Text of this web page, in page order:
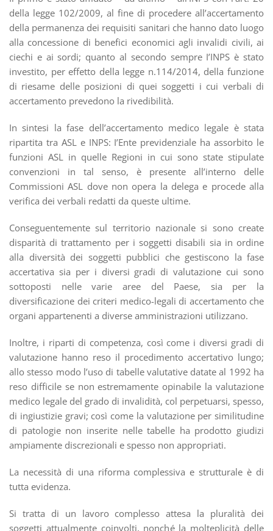
della legge 102/2009, al fine di procedere all’accertamento
della permanenza dei requisiti sanitari che hanno dato luogo
alla concessione di benefici economici agli invalidi civili, ai
ciechi e ai sordi; quanto al secondo sempre I’INPS è stato
investito, per effetto della legge n.114/2014, della funzione
di riesame delle posizioni di quei soggetti i cui verbali di
accertamento prevedono la rivedibilità.
In sintesi la fase dell’accertamento medico legale è stata
ripartita tra ASL e INPS: I’Ente previdenziale ha assorbito le
funzioni ASL in quelle Regioni in cui sono state stipulate
convenzioni in tal senso, è presente all’interno delle
Commissioni ASL dove non opera la delega e procede alla
verifica dei verbali redatti da queste ultime.
Conseguentemente sul territorio nazionale si sono create
disparità di trattamento per i soggetti disabili sia in ordine
alla diversità dei soggetti pubblici che gestiscono la fase
accertativa sia per i diversi gradi di valutazione cui sono
sottoposti nelle varie aree del Paese, sia per la
diversificazione dei criteri medico-legali di accertamento che
organi appartenenti a diverse amministrazioni utilizzano.
Inoltre, i riparti di competenza, così come i diversi gradi di
valutazione hanno reso il procedimento accertativo lungo;
allo stesso modo l’uso di tabelle valutative datate al 1992 ha
reso difficile se non estremamente opinabile la valutazione
medico legale del grado di invalidità, col perpetuarsi, spesso,
di ingiustizie gravi; così come la valutazione per similitudine
di patologie non inserite nelle tabelle ha prodotto giudizi
ampiamente discrezionali e spesso non appropriati.
La necessità di una riforma complessiva e strutturale è di
tutta evidenza.
Si tratta di un lavoro complesso attesa la pluralità dei
soggetti attualmente coinvolti, nonché la molteplicità delle